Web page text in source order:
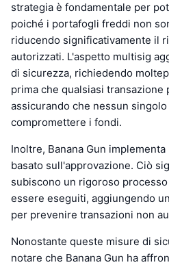
strategia è fondamentale per
poiché i portafogli freddi non
riducendo significativamente il
autorizzati. L'aspetto multisig
di sicurezza, richiedendo
prima che qualsiasi transazione
assicurando che nessun
compromettere i fondi.
Inoltre, Banana Gun
basato sull'approvazione. Ciò
subiscono un rigoroso
essere eseguiti, aggiungendo
per prevenire transazioni non
Nonostante queste misure di
notare che Banana Gun ha